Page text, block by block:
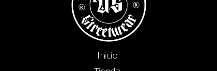
Inicio